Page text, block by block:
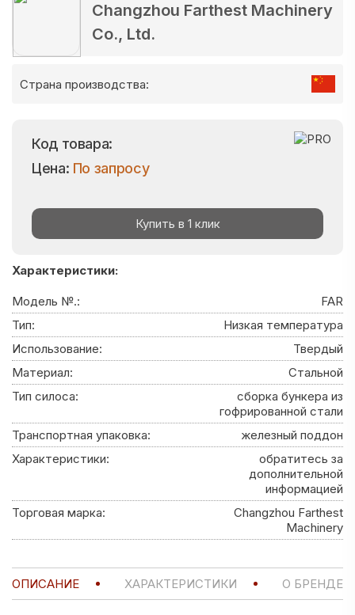
Changzhou Farthest Machinery
Co., Ltd.
Страна производства:
Код товара:
Цена: По запросу
Купить в 1 клик
Характеристики:
Модель №.:
FAR
Тип:
Низкая температура
Использование:
Твердый
Материал:
Стальной
Тип силоса:
сборка бункера из
гофрированной стали
Транспортная упаковка:
железный поддон
Характеристики:
обратитесь за
дополнительной
информацией
Торговая марка:
Changzhou Farthest
Machinery
ОПИСАНИЕ ХАРАКТЕРИСТИКИ О БРЕНДЕ